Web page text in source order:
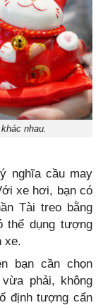
nhau.
nghĩa cầu may
xe hơi, bạn có
Tài treo bằng
thể dụng tượng
xe.
bạn cần chọn
phải, không
định tượng cẩn